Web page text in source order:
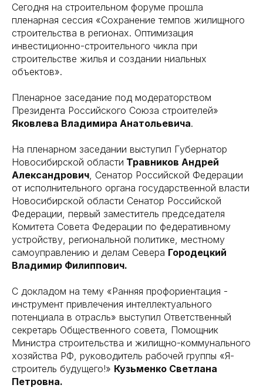
Сегодня на строительном форуме прошла
пленарная сессия «Сохранение темпов жилищного
строительства в регионах. Оптимизация
инвестиционно-строительного чикла при
строительстве жилья и создании ниальных
объектов».
Пленарное заседание под модераторством
Президента Российского Союза строителей»
Яковлева Владимира Анатольевича.
На пленарном заседании выступил Губернатор
Новосибирской области Травников Андрей
Александрович , Сенатор Российской Федерации
от исполнительного органа государственной власти
Новосибирской области Сенатор Российской
Федерации, первый заместитель председателя
Комитета Совета Федерации по федеративному
устройству, региональной политике, местному
самоуправлению и делам Севера Городецкий
Владимир Филиппович.
С докладом на тему «Ранняя профориентация -
инструмент привлечения интеллектуального
потенциала в отрасль» выступил Ответственный
секретарь Общественного совета, Помощник
Министра строительства и жилищно-коммунального
хозяйства РФ, руководитель рабочей группы «Я-
строитель будущего!» Кузьменко Светлана
Петровна.